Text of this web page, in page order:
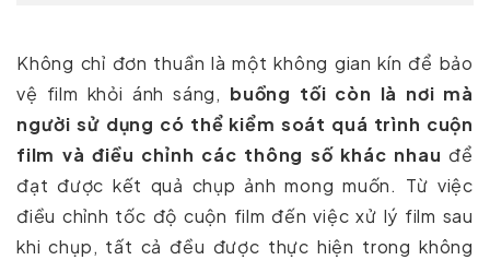
Không chỉ đơn thuần là một không gian kín để bảo
vệ film khỏi ánh sáng, buồng tối còn là nơi mà
người sử dụng có thể kiểm soát quá trình cuộn
film và điều chỉnh các thông số khác nhau để
đạt được kết quả chụp ảnh mong muốn. Từ việc
điều chỉnh tốc độ cuộn film đến việc xử lý film sau
khi chụp, tất cả đều được thực hiện trong không